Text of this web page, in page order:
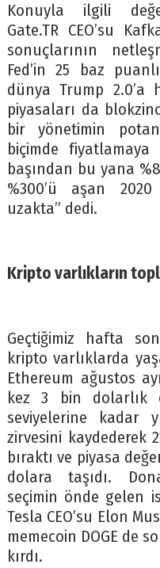
Konuyla ilgili
Gate.TR CEO’su
sonuçlarının
Fed’in 25 baz
dünya Trump 2.0’a
piyasaları da
bir yönetimin
biçimde fiyatlamaya
başından bu yana
%300’ü aşan
uzakta” dedi.
Kripto varlıkların
Geçtiğimiz hafta
kripto varlıklarda
Ethereum ağustos
kez 3 bin dolarlık
seviyelerine kadar
zirvesini kaydederek
bıraktı ve piyasa
dolara taşıdı.
seçimin önde gelen
Tesla CEO’su Elon
memecoin DOGE de
kırdı.